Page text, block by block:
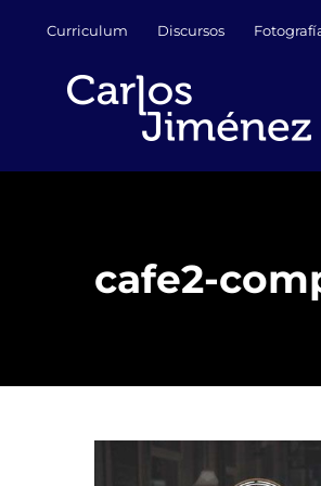
contenido
Curriculum Discursos
cafe2-